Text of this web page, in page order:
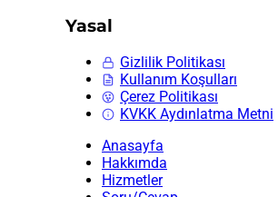
Yasal
Gizlilik Politikası
Kullanım Koşulları
Çerez Politikası
KVKK Aydınlatma Metni
Anasayfa
Hakkımda
Hizmetler